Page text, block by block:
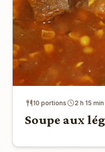
10 portions 2 h 15 min
Soupe aux